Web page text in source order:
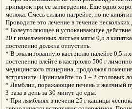
припарок при ее затвердении. Еще одно
молока. Смесь сильно нагрейте, но не
Проводите это лечение в течение нескольких
* Болеутоляющее и успокаивающее действие
20 г измельченных листьев мяты 0,5 л
постепенно должна отпустить.
* В эмалированную кастрюлю налейте 0,5 л
постепенно влейте в кастрюлю 500 г
медицинского глицерина, продолжая
встряхните. Принимайте по 1 – 2 столовых
* Лямблии, поражающие печень и желчный
3 раза в день за 30 минут до еды.
* При лямблиях в печени 25 г кашицы